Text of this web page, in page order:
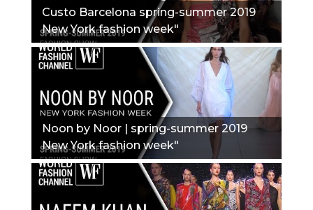
Custo Barcelona spring-summer 2019
New York fashion week"
Noon by Noor | spring-summer 2019
New York fashion week"